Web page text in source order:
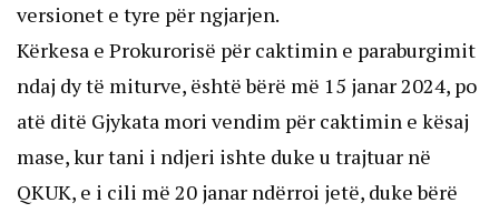
versionet e tyre për ngjarjen.
Kërkesa e Prokurorisë për caktimin e paraburgimit
ndaj dy të miturve, është bërë më 15 janar 2024, po
atë ditë Gjykata mori vendim për caktimin e kësaj
mase, kur tani i ndjeri ishte duke u trajtuar në
QKUK, e i cili më 20 janar ndërroi jetë, duke bërë